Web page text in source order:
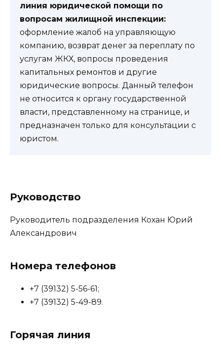
линия юридической помощи по
вопросам жилищной инспекции:
оформление жалоб на управляющую
компанию, возврат денег за переплату по
услугам ЖКХ, вопросы проведения
капитальных ремонтов и другие
юридические вопросы. Данный телефон
не относится к органу государственной
власти, представленному на странице, и
предназначен только для консультации с
юристом.
Руководство
Руководитель подразделения Кохан Юрий
Александрович
Номера телефонов
+7 (39132) 5-56-61;
+7 (39132) 5-49-89.
Горячая линия